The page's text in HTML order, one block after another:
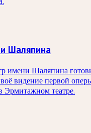
Шаляпина
имени Шаляпина
видение первой
Эрмитажном театре.